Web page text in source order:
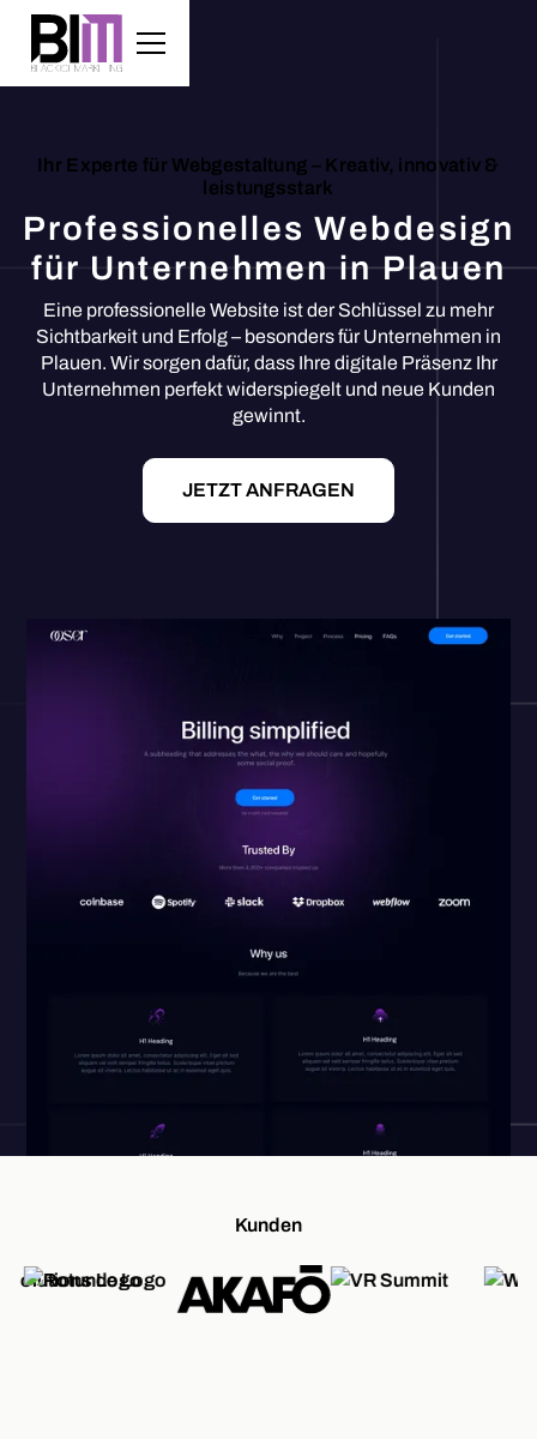
Ihr Experte für Webgestaltung – Kreativ, innovativ &
leistungsstark
Professionelles Webdesign
für Unternehmen in Plauen
Eine professionelle Website ist der Schlüssel zu mehr
Sichtbarkeit und Erfolg – besonders für Unternehmen in
Plauen. Wir sorgen dafür, dass Ihre digitale Präsenz Ihr
Unternehmen perfekt widerspiegelt und neue Kunden
gewinnt.
JETZT ANFRAGEN
Kunden